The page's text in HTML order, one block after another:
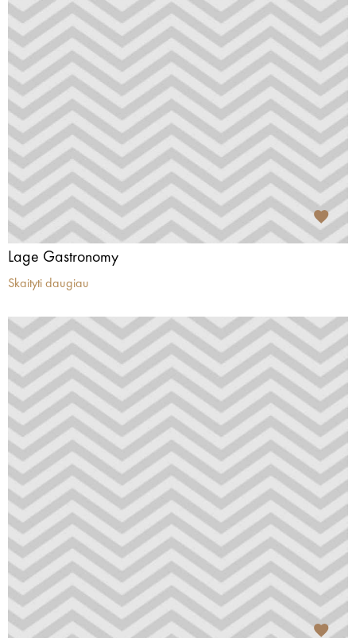
Lage Gastronomy
Skaityti daugiau